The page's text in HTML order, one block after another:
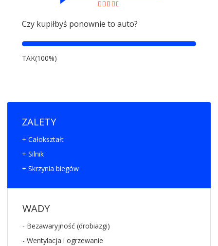
Czy kupiłbyś ponownie to auto?
TAK(100%)
ZALETY
+ Całokształt
+ Silnik
+ Skrzynia biegów
WADY
- Bezawaryjność (drobiazgi)
- Wentylacja i ogrzewanie